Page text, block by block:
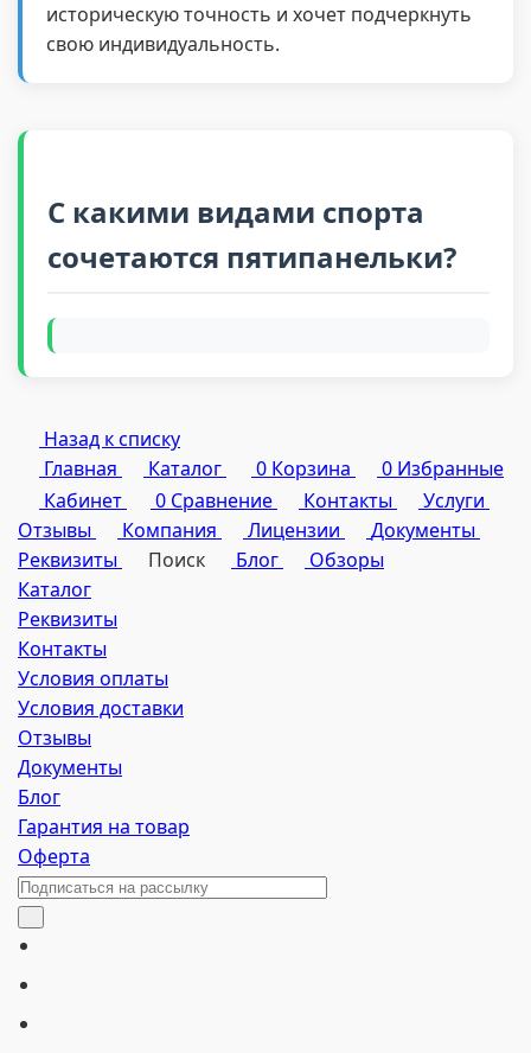
историческую точность и хочет подчеркнуть
свою индивидуальность.
С какими видами спорта
сочетаются пятипанельки?
Назад к списку
Главная
Каталог 0 Корзина 0 Избранные
Кабинет
0 Сравнение Контакты
Услуги
Отзывы
Компания Лицензии
Документы
Реквизиты
Поиск Блог
Обзоры
Каталог
Реквизиты
Контакты
Условия оплаты
Условия доставки
Отзывы
Документы
Блог
Гарантия на товар
Оферта